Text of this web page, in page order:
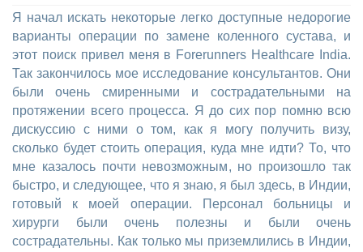
Я начал искать некоторые легко доступные недорогие
варианты операции по замене коленного сустава, и
этот поиск привел меня в Forerunners Healthcare India.
Так закончилось мое исследование консультантов. Они
были очень смиренными и сострадательными на
протяжении всего процесса. Я до сих пор помню всю
дискуссию с ними о том, как я могу получить визу,
сколько будет стоить операция, куда мне идти? То, что
мне казалось почти невозможным, но произошло так
быстро, и следующее, что я знаю, я был здесь, в Индии,
готовый к моей операции. Персонал больницы и
хирурги были очень полезны и были очень
сострадательны. Как только мы приземлились в Индии,